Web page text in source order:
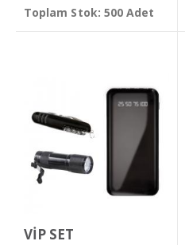
Toplam Stok: 500 Adet
VİP SET